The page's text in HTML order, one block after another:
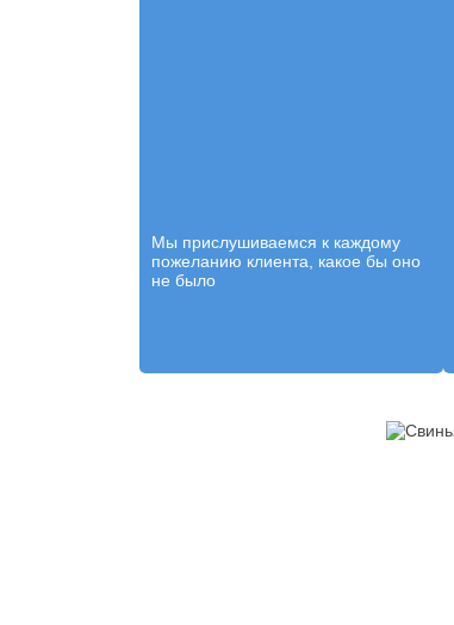
Мы прислушиваемся к каждому
пожеланию клиента, какое бы оно
не было